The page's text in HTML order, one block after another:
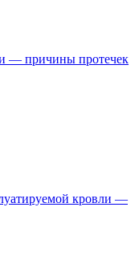
— причины протечек
кровли —